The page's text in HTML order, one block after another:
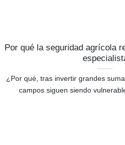
Por qué la seguridad agrícola
¿Por qué, tras invertir grandes
campos siguen siendo